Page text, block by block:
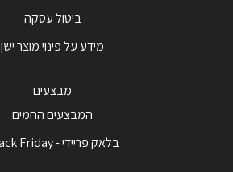
ביטול עסקה
מידע על פינוי מוצר ישן
מבצעים
המבצעים החמים
בלאק פריידי - Black Friday